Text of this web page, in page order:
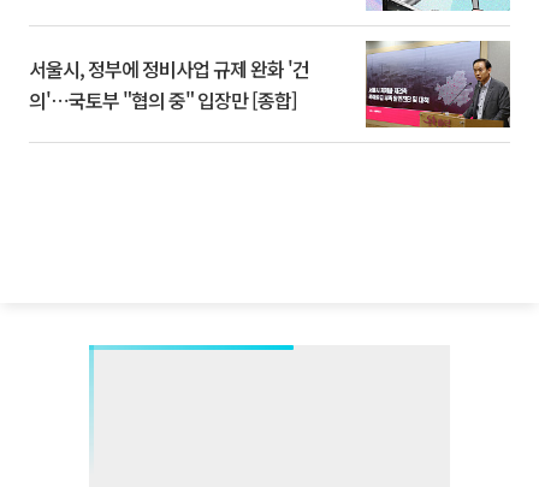
서울시, 정부에 정비사업 규제 완화 '건
의'⋯국토부 "협의 중" 입장만 [종합]